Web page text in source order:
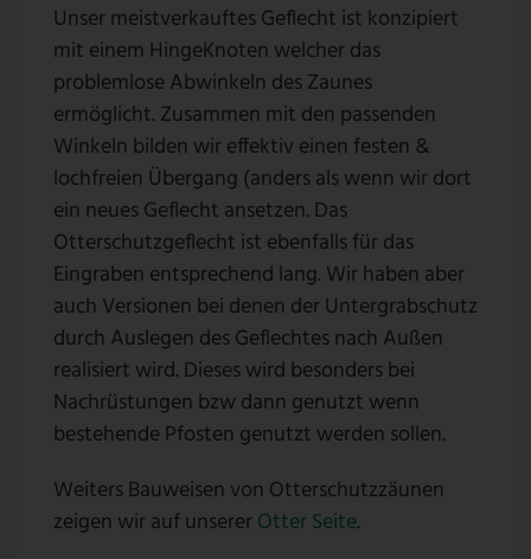
Unser meistverkauftes Geflecht ist konzipiert
mit einem HingeKnoten welcher das
problemlose Abwinkeln des Zaunes
ermöglicht. Zusammen mit den passenden
Winkeln bilden wir effektiv einen festen &
lochfreien Übergang (anders als wenn wir dort
ein neues Geflecht ansetzen. Das
Otterschutzgeflecht ist ebenfalls für das
Eingraben entsprechend lang. Wir haben aber
auch Versionen bei denen der Untergrabschutz
durch Auslegen des Geflechtes nach Außen
realisiert wird. Dieses wird besonders bei
Nachrüstungen bzw dann genutzt wenn
bestehende Pfosten genutzt werden sollen.
Weiters Bauweisen von Otterschutzzäunen
zeigen wir auf unsererOtter Seite.